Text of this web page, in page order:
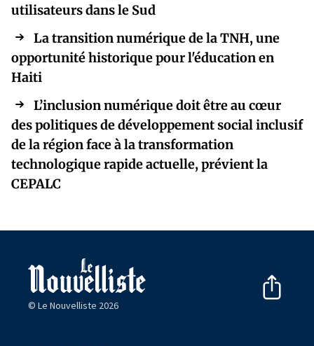
utilisateurs dans le Sud
La transition numérique de la TNH, une
opportunité historique pour l'éducation en
Haiti
L’inclusion numérique doit être au cœur
des politiques de développement social inclusif
de la région face à la transformation
technologique rapide actuelle, prévient la
CEPALC
© Le Nouvelliste 2026